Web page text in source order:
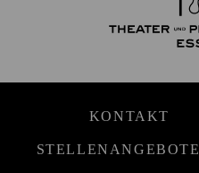
KONTAKT
STELLENANGEBOTE